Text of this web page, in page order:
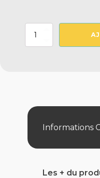
quantité
Forme
B
Informations
Les + du